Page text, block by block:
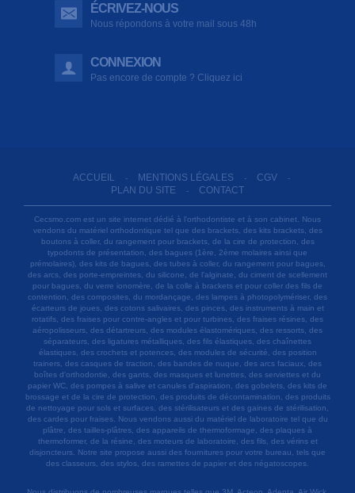
ÉCRIVEZ-NOUS
Nous répondons à votre mail sous 48h
CONNEXION
Pas encore de compte ? Cliquez ici
ACCUEIL - MENTIONS LÉGALES - CGV -
PLAN DU SITE - CONTACT
Cecsmo.com est un site internet dédié à l'orthodontiste et à son cabinet. Nous
vendons du matériel orthodontique tel que des brackets, des kits brackets, des
boutons à coller, du rangement pour brackets, de la cire de protection, des
typodonts de présentation, des bagues (1ère, 2ème molaires ainsi que
prémolaires), des kits de bagues, des tubes à coller, du rangement pour bagues,
des arcs, des porte-empreintes, du silicone, de l'alginate, du ciment de scellement
pour bagues, du verre ionomère, de la colle à brackets et pour coller des fils de
contention, des composites, du mordançage, des lampes à photopolymériser, des
écarteurs de joues, des cotons salivaires, des pinces, des instruments à main et
rotatifs, des fraises pour contre-angles et pour turbines, des fraises résines, des
aéropolisseurs, des détartreurs, des modules élastomériques, des ressorts, des
séparateurs, des ligatures métalliques, des fils élastiques, des chaînettes
élastiques, des crochets et potences, des modules de sécurité, des position
trainers, des casques de traction, des bandes de nuque, des arcs faciaux, des
boîtes d'orthodontie, des gants, des masques et lunettes, des serviettes et du
papier WC, des pompes à salive et canules d'aspiration, des gobelets, des kits de
brossage et de la cire de protection, des produits de décontamination, des produits
de nettoyage pour sols et surfaces, des stérilisateurs et des gaines de stérilisation,
des cardes pour fraises. Nous vendons aussi du matériel de laboratoire tel que du
plâtre, des tailles-plâtres, des appareils de thermoformage, des plaques à
thermoformer, de la résine, des moteurs de laboratoire, des fils, des vérins et
disjoncteurs. Notre site propose aussi des fournitures pour votre bureau, tels que
des classeurs, des stylos, des ramettes de papier et des négatoscopes.